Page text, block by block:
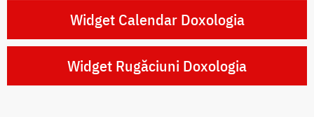
Widget Calendar Doxologia
Widget Rugăciuni Doxologia